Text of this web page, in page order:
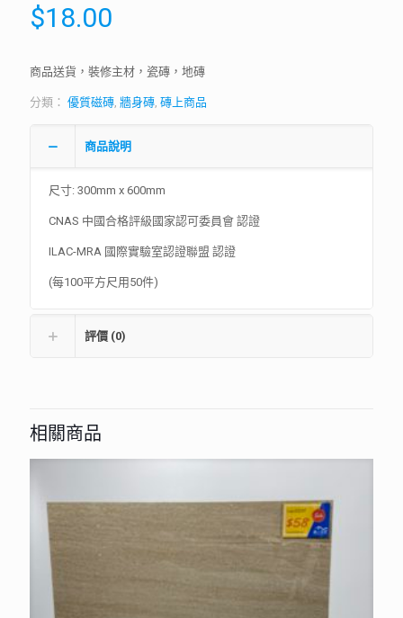
$18.00
商品送貨，裝修主材，瓷磚，地磚
分類： 優質磁磚, 牆身磚, 磚上商品
商品說明
尺寸: 300mm x 600mm
CNAS 中國合格評級國家認可委員會 認證
ILAC-MRA 國際實驗室認證聯盟 認證
(每100平方尺用50件)
評價 (0)
相關商品